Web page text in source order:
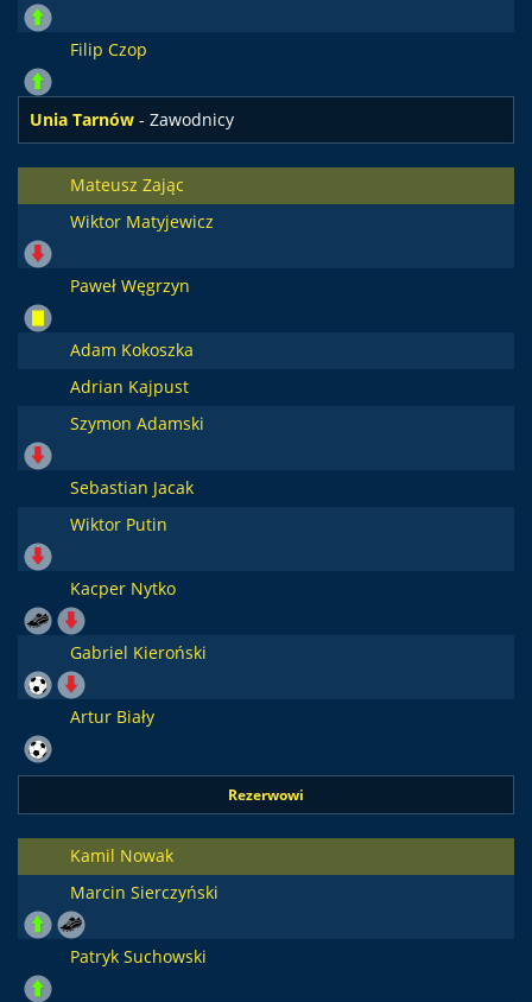
Filip Czop
Unia Tarnów - Zawodnicy
Mateusz Zając
Wiktor Matyjewicz
Paweł Węgrzyn
Adam Kokoszka
Adrian Kajpust
Szymon Adamski
Sebastian Jacak
Wiktor Putin
Kacper Nytko
Gabriel Kieroński
Artur Biały
Rezerwowi
Kamil Nowak
Marcin Sierczyński
Patryk Suchowski